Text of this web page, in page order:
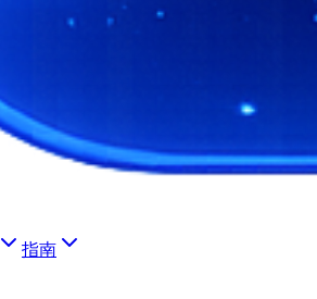
指南